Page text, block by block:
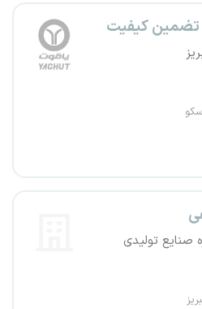
تضمین کیفیت
صنایع تولیدی